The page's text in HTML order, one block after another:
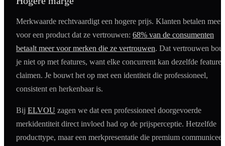
Merkwaarde rechtvaardigt een hogere prijs. Klanten betalen meer
voor een product dat ze vertrouwen: 68% van de consumenten
betaalt meer voor merken die ze vertrouwen. Dat vertrouwen
je niet op met features, want elke concurrent kan dezelfde features
claimen. Je bouwt het op met een identiteit die professioneel,
consistent en herkenbaar is.
Bij ELVOU zagen we dat een professioneel doorgevoerde
merkidentiteit direct invloed had op de prijsperceptie. Hetzelfde
producttype, maar een merkpresentatie die premium